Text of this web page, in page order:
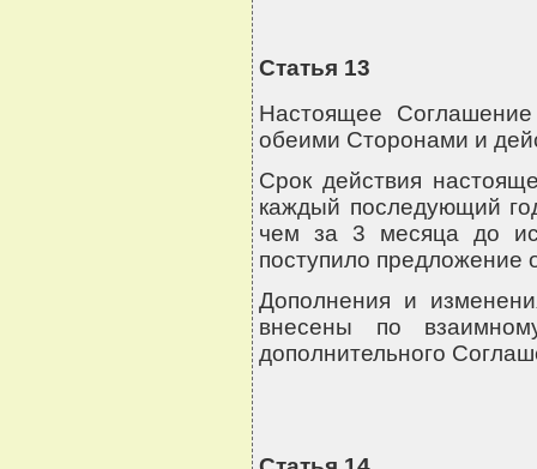
Статья 13
Настоящее
обеими Сторонами и
Срок действия
каждый последующий
чем за 3 месяца до
поступило предложение
Дополнения и
внесены по
дополнительного